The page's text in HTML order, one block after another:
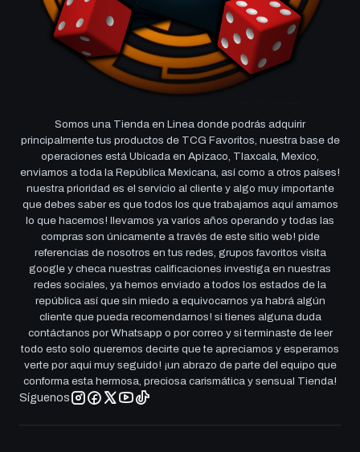
Somos una Tienda en Linea donde podrás adquirir
principalmente tus productos de TCG Favoritos, nuestra base de
operaciones está Ubicada en Apizaco, Tlaxcala, Mexico,
enviamos a toda la República Mexicana, así como a otros países!
nuestra prioridad es el servicio al cliente y algo muy importante
que debes saber es que todos los que trabajamos aquí amamos
lo que hacemos! llevamos ya varios años operando y todas las
compras son únicamente a través de este sitio web! pide
referencias de nosotros en tus redes, grupos favoritos visita
google y checa nuestras calificaciones investiga en nuestras
redes sociales, ya hemos enviado a todos los estados de la
república así que sin miedo a equivocarnos ya habrá algún
cliente que pueda recomendarnos! si tienes alguna duda
contáctanos por Whatsapp o por correo y si terminaste de leer
todo esto solo queremos decirte que te apreciamos y esperamos
verte por aqui muy seguido! ¡un abrazo de parte del equipo que
conforma esta hermosa, preciosa carismática y sensual Tienda!
Síguenos